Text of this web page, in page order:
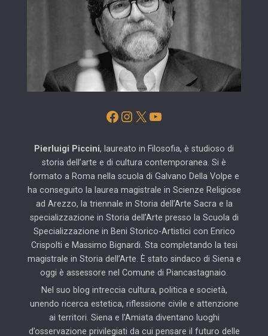
Facebook
Instagram
X YouTube
Pierluigi Piccini, laureato in Filosofia, è studioso di
storia dell’arte e di cultura contemporanea. Si è
formato a Roma nella scuola di Galvano Della Volpe e
ha conseguito la laurea magistrale in Scienze Religiose
ad Arezzo, la triennale in Storia dell’Arte Sacra e la
specializzazione in Storia dell’Arte presso la Scuola di
Specializzazione in Beni Storico-Artistici con Enrico
Crispolti e Massimo Bignardi. Sta completando la tesi
magistrale in Storia dell’Arte. È stato sindaco di Siena e
oggi è assessore nel Comune di Piancastagnaio.
Nel suo blog intreccia cultura, politica e società,
unendo ricerca estetica, riflessione civile e attenzione
ai territori. Siena e l’Amiata diventano luoghi
d’osservazione privilegiati da cui pensare il futuro delle